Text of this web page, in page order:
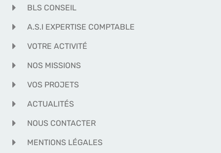
BLS CONSEIL
A.S.I EXPERTISE COMPTABLE
VOTRE ACTIVITÉ
NOS MISSIONS
VOS PROJETS
ACTUALITÉS
NOUS CONTACTER
MENTIONS LÉGALES